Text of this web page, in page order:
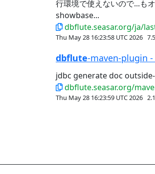
行環境で使えないので...も
showbase...
dbflute.seasar.org/ja/
Thu May 28 16:23:58 UTC 2026
dbflute-maven-plugin -
jdbc generate doc
dbflute.seasar.org/
Thu May 28 16:23:59 UTC 2026